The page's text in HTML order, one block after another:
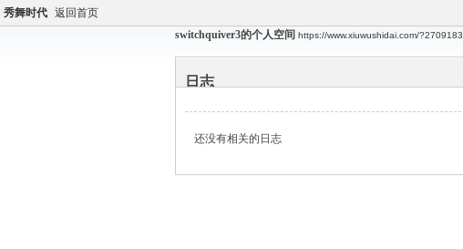
秀舞时代 返回首页
switchquiver3的个人空间 https://www.xiuwushidai.com/?2709183
日志
还没有相关的日志